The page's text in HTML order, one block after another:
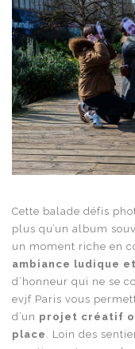
Cette balade défis
plus qu’un album
un moment riche en
ambiance ludique
d’honneur qui ne se
evjf Paris vous
d’un projet créatif
place . Loin des